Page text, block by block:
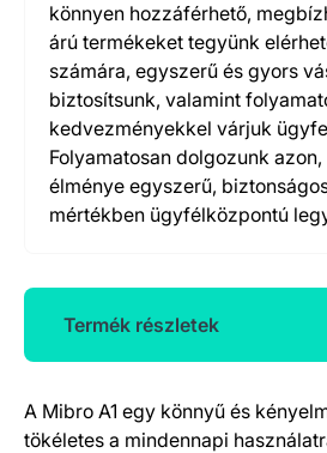
könnyen hozzáférhető,
árú termékeket tegyünk
számára, egyszerű és gyors
biztosítsunk, valamint
kedvezményekkel várjuk
Folyamatosan dolgozunk
élménye egyszerű,
mértékben ügyfélközpontú
Termék részletek
Termék részletek
A Mibro A1 egy könnyű és
tökéletes a mindennapi